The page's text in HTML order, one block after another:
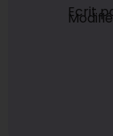
Ecrit